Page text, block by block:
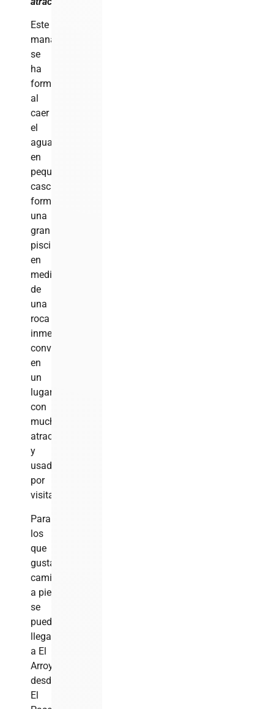
Este
manantial
se
ha
formado
al
caer
el
agua
en
pequeñas
cascadas,
formando
una
gran
piscina
en
medio
de
una
roca
inmensa,
convirtiéndose
en
un
lugar
con
mucho
atractivo
y
usado
por
visitantes.
Para
los
que
gustan
caminar
a pie
se
puede
llegar
a El
Arroyazo
desde
El